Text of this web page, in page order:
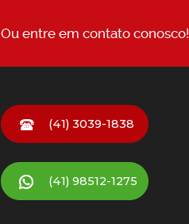
Ou entre em contato conosco!
(41) 3039-1838
(41) 98512-1275